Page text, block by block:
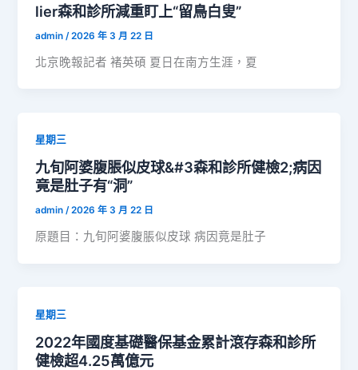
lier森和診所減重盯上“留鳥白叟”
admin /2026 年 3 月 22 日
北京晚報記者 褚英碩 夏日在南方生涯，夏
星期三
九旬阿婆腹脹似皮球&#3森和診所健檢2;病因
竟是肚子有“洞”
admin/2026 年 3 月 22 日
原題目：九旬阿婆腹脹似皮球 病因竟是肚子
星期三
2022年國度基礎醫保基金累計滾存森和診所
健檢超4.25萬億元